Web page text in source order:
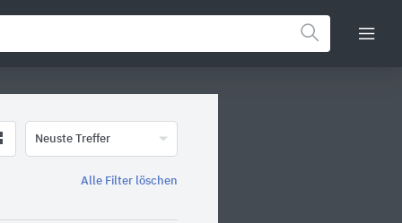
Neuste Treffer
Alle Filter löschen